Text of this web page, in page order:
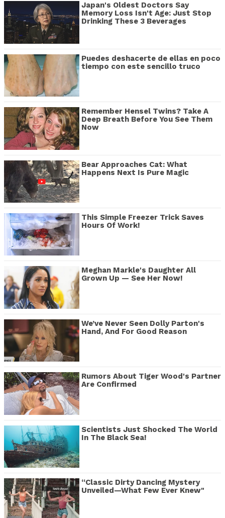
Japan's Oldest Doctors Say
Memory Loss Isn't Age: Just Stop
Drinking These 3 Beverages
Puedes deshacerte de ellas en poco
tiempo con este sencillo truco
Remember Hensel Twins? Take A
Deep Breath Before You See Them
Now
Bear Approaches Cat: What
Happens Next Is Pure Magic
This Simple Freezer Trick Saves
Hours Of Work!
Meghan Markle's Daughter All
Grown Up — See Her Now!
We’ve Never Seen Dolly Parton's
Hand, And For Good Reason
Rumors About Tiger Wood's Partner
Are Confirmed
Scientists Just Shocked The World
In The Black Sea!
“Classic Dirty Dancing Mystery
Unveiled—What Few Ever Knew"